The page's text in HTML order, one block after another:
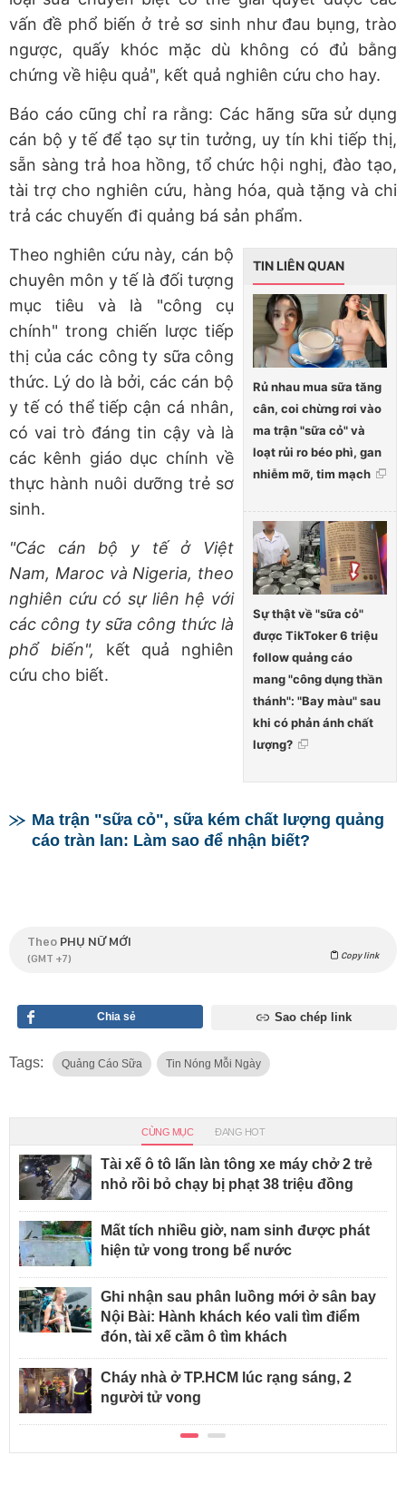
vấn đề phổ biến ở trẻ sơ sinh như đau bụng, trào
ngược, quấy khóc mặc dù không có đủ bằng
chứng về hiệu quả", kết quả nghiên cứu cho hay.
Báo cáo cũng chỉ ra rằng: Các hãng sữa sử dụng
cán bộ y tế để tạo sự tin tưởng, uy tín khi tiếp thị,
sẵn sàng trả hoa hồng, tổ chức hội nghị, đào tạo,
tài trợ cho nghiên cứu, hàng hóa, quà tặng và chi
trả các chuyến đi quảng bá sản phẩm.
TIN LIÊN QUAN
Rủ nhau mua sữa tăng
cân, coi chừng rơi vào
ma trận "sữa cỏ" và
loạt rủi ro béo phì, gan
nhiễm mỡ, tim mạch
Sự thật về "sữa cỏ"
được TikToker 6 triệu
follow quảng cáo
mang "công dụng thần
thánh": "Bay màu" sau
khi có phản ánh chất
lượng?
Theo nghiên cứu này, cán bộ
chuyên môn y tế là đối tượng
mục tiêu và là "công cụ
chính" trong chiến lược tiếp
thị của các công ty sữa công
thức. Lý do là bởi, các cán bộ
y tế có thể tiếp cận cá nhân,
có vai trò đáng tin cậy và là
các kênh giáo dục chính về
thực hành nuôi dưỡng trẻ sơ
sinh.
"Các cán bộ y tế ở Việt
Nam, Maroc và Nigeria, theo
nghiên cứu có sự liên hệ với
các công ty sữa công thức là
phổ biến", kết quả nghiên
cứu cho biết.
Ma trận "sữa cỏ", sữa kém chất lượng quảng
cáo tràn lan: Làm sao để nhận biết?
Theo PHỤ NỮ MỚI
(GMT +7) Copy link
Chia sẻ Sao chép link
Tags: Quảng Cáo Sữa Tin Nóng Mỗi Ngày
CÙNG MỤC ĐANG HOT
Tài xế ô tô lấn làn tông xe máy chở 2 trẻ
nhỏ rồi bỏ chạy bị phạt 38 triệu đồng
Mất tích nhiều giờ, nam sinh được phát
hiện tử vong trong bể nước
Ghi nhận sau phân luồng mới ở sân bay
Nội Bài: Hành khách kéo vali tìm điểm
đón, tài xế cầm ô tìm khách
Cháy nhà ở TP.HCM lúc rạng sáng, 2
người tử vong